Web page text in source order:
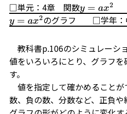
□単元：4章 関数y=ax 2
y=ax 2 のグラフ □学年：
教科書p.106のシミュレーシ
値をいろいろにとり、グラフ
す。
値を指定して確かめることが
数、負の数、分数など、正負